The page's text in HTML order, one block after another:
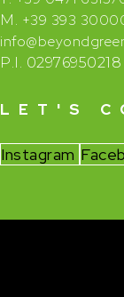
M. +39 393
P.I. 02976950218
LET'S
Instagram